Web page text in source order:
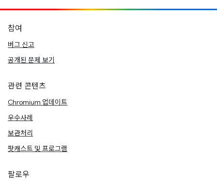
참여
버그 신고
공개된 문제 보기
관련 콘텐츠
Chromium 업데이트
우수사례
보관처리
팟캐스트 및 프로그램
팔로우